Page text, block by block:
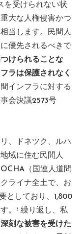
を受けられない状
大な人権侵害かつ
当します。民間人
優先されるべきで
けられることな
ラは保護されなく
インフラに対する
会決議2573号
、ドネツク、ルハ
域に住む民間人
（国連人道問
ライナ全土で、お
としており、1,800
。3
繰り返し、私
深刻な被害を受けた